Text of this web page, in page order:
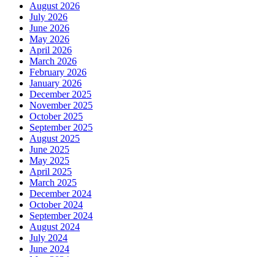
August 2026
July 2026
June 2026
May 2026
April 2026
March 2026
February 2026
January 2026
December 2025
November 2025
October 2025
September 2025
August 2025
June 2025
May 2025
April 2025
March 2025
December 2024
October 2024
September 2024
August 2024
July 2024
June 2024